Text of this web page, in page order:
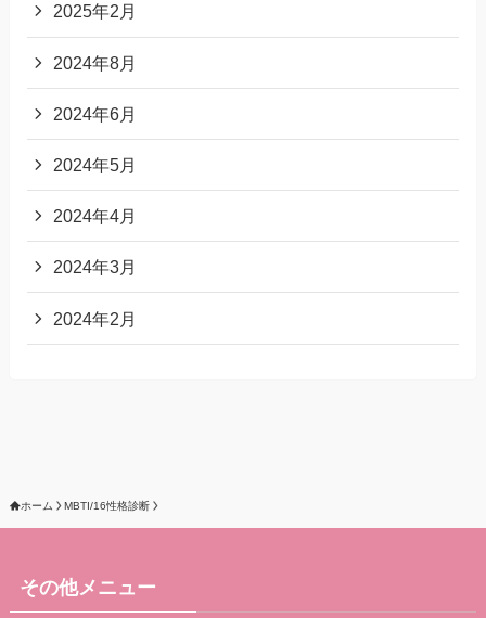
2025年2月
2024年8月
2024年6月
2024年5月
2024年4月
2024年3月
2024年2月
ホーム MBTI/16性格診断
その他メニュー